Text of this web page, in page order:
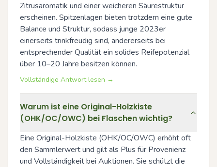
Zitrusaromatik und einer weicheren Säurestruktur
erscheinen. Spitzenlagen bieten trotzdem eine gute
Balance und Struktur, sodass junge 2023er
einerseits trinkfreudig sind, andererseits bei
entsprechender Qualität ein solides Reifepotenzial
über 10–20 Jahre besitzen können.
Vollständige Antwort lesen →
Warum ist eine Original-Holzkiste
(OHK/OC/OWC) bei Flaschen wichtig?
Eine Original-Holzkiste (OHK/OC/OWC) erhöht oft
den Sammlerwert und gilt als Plus für Provenienz
und Vollständigkeit bei Auktionen. Sie schützt die